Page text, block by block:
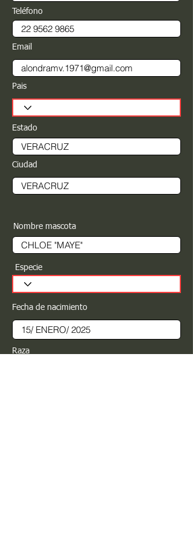
Teléfono
Email
Pais
Estado
Ciudad
Nombre mascota
Especie
Fecha de nacimiento
Raza